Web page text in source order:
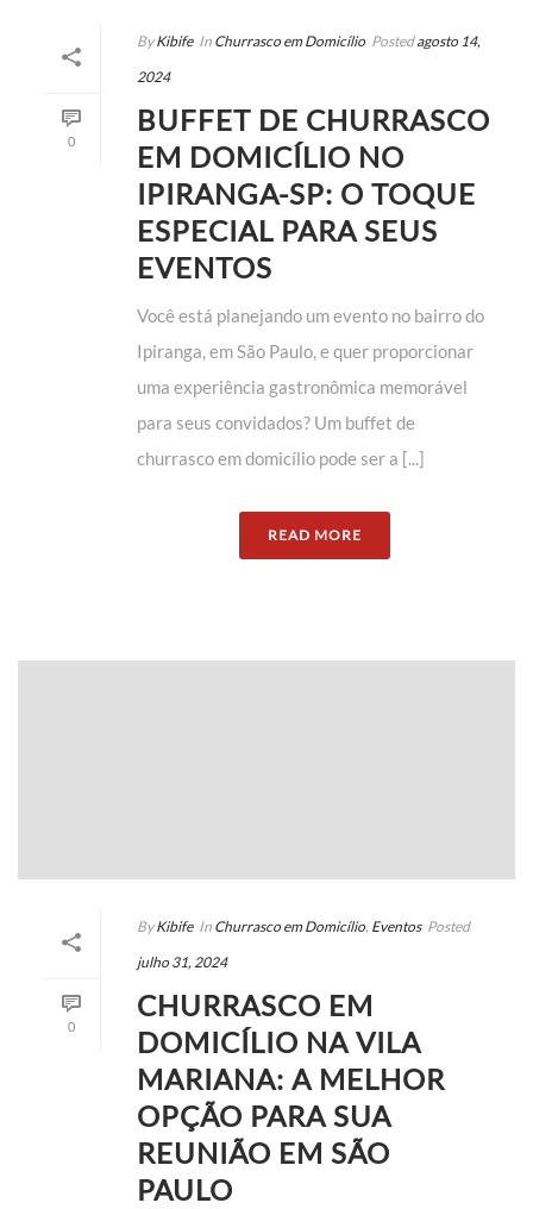
0
By Kibife In Churrasco em Domicílio Posted agosto 14,
2024
BUFFET DE CHURRASCO
EM DOMICÍLIO NO
IPIRANGA-SP: O TOQUE
ESPECIAL PARA SEUS
EVENTOS
Você está planejando um evento no bairro do
Ipiranga, em São Paulo, e quer proporcionar
uma experiência gastronômica memorável
para seus convidados? Um buffet de
churrasco em domicílio pode ser a [...]
READ MORE
0
By Kibife In Churrasco em Domicílio, Eventos Posted
julho 31, 2024
CHURRASCO EM
DOMICÍLIO NA VILA
MARIANA: A MELHOR
OPÇÃO PARA SUA
REUNIÃO EM SÃO
PAULO